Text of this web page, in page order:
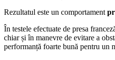
Rezultatul este un comportament
În testele efectuate de presa
chiar și în manevre de evitare a
performanță foarte bună pentru un